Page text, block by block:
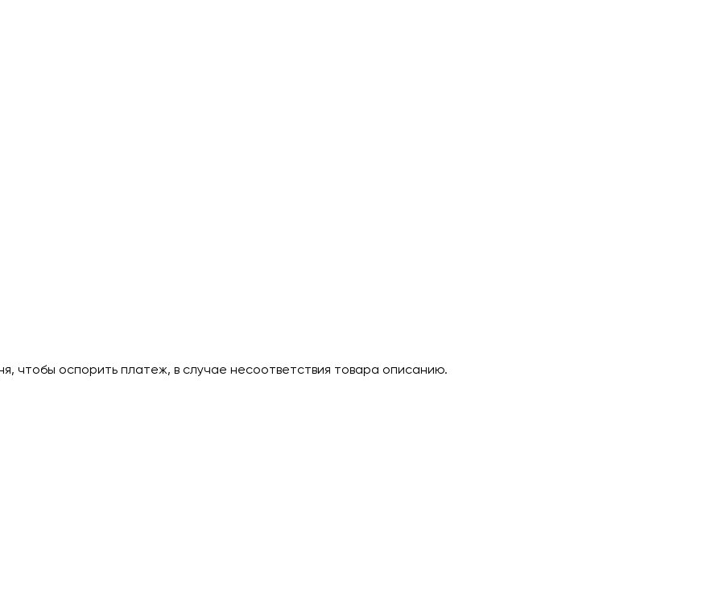
чтобы оспорить платеж, в случае несоответствия товара описанию.